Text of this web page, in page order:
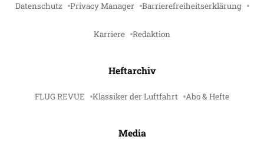
Datenschutz Privacy Manager Barrierefreiheitserklärung
Karriere Redaktion
Heftarchiv
FLUG REVUE Klassiker der Luftfahrt Abo & Hefte
Media